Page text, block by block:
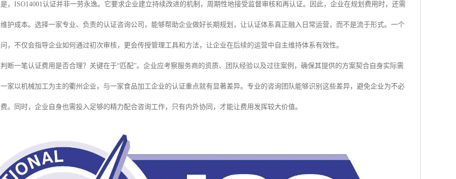
，ISO14001认证并非一劳永逸。它要求企业建立持续改进的机制，周期性地接受监督审核和再认证。因此，企业在规划费用时，还需
护成本。选择一家专业、负责的认证咨询公司，能够帮助企业做好长期规划，让认证体系真正融入日常运营，而不是流于形式。一个
，不仅会指导企业如何通过初次审核，更会传授管理工具和方法，让企业在后续的运营中自主维持体系有效性。
断一笔认证费用是否合理？关键在于“匹配”。企业应考察服务商的资质、团队经验以及过往案例，确保其提供的方案契合自身实际需
家以机械加工为主的衢州企业，与一家食品加工企业的认证重点就有显著差异。专业的咨询团队能够识别这些差异，避免企业为不必
。同时，企业自身也需投入足够的精力配合咨询工作，只有内外协同，才能让费用发挥较大价值。